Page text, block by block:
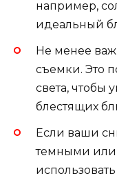
например,
идеальный
Не менее
съемки. Это
света, чтобы
блестящих
Если ваши
темными или